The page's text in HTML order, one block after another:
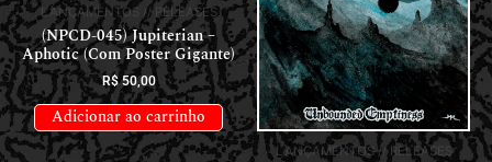
LANÇAMENTOS // RELEASES
(NPCD-045) Jupiterian –
Aphotic (Com Poster Gigante)
R$50,00
Adicionar ao carrinho
LANÇAMENTOS // RELEASES